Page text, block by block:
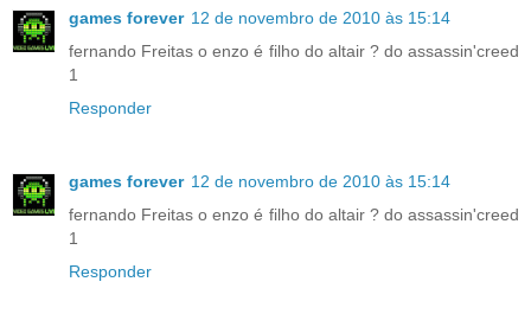
games forever 12 de novembro de 2010 às 15:14
fernando Freitas o enzo é filho do altair ? do assassin'creed
1
Responder
games forever 12 de novembro de 2010 às 15:14
fernando Freitas o enzo é filho do altair ? do assassin'creed
1
Responder